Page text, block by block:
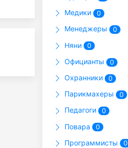
Медики 0
Менеджеры 0
Няни 0
Официанты 0
Охранники 0
Парикмахеры 0
Педагоги 0
Повара 0
Программисты 0